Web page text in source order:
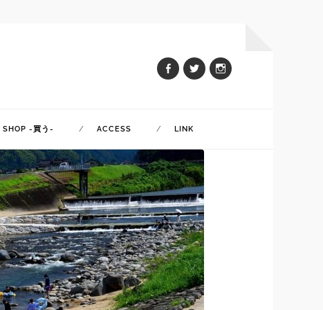
SHOP -買う- ACCESS LINK